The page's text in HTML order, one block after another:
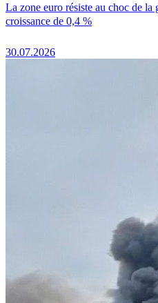
La zone euro résiste au choc de
croissance de 0,4 %
30.07.2026